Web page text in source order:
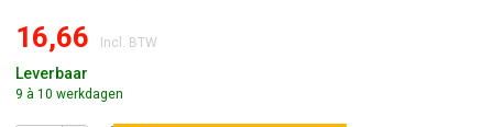
16,66 Incl. BTW
Leverbaar
9 à 10 werkdagen